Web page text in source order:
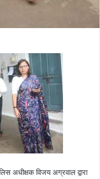
अधीक्षक विजय अग्रवाल द्वारा